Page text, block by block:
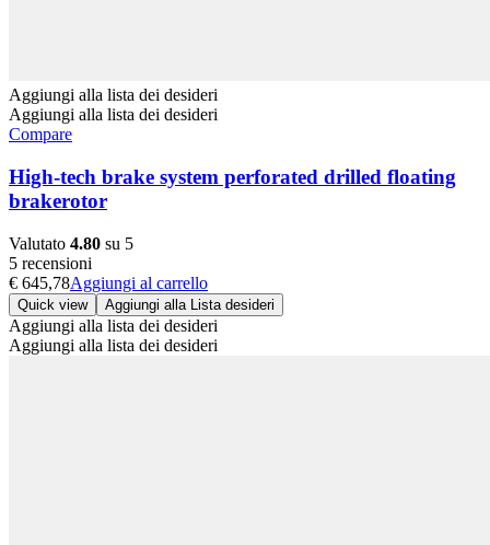
Aggiungi alla lista dei desideri
Aggiungi alla lista dei desideri
Compare
High-tech brake system perforated drilled floating
brakerotor
Valutato 4.80 su 5
5 recensioni
€ 645,78Aggiungi al carrello
Quick view Aggiungi alla Lista desideri
Aggiungi alla lista dei desideri
Aggiungi alla lista dei desideri